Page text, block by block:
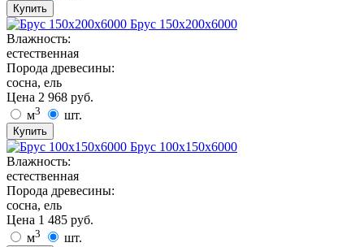
Купить
Брус 150х200х6000
Влажность:
естественная
Порода древесины:
сосна, ель
Цена 2 968 руб.
м3 шт.
Купить
Брус 100х150х6000
Влажность:
естественная
Порода древесины:
сосна, ель
Цена 1 485 руб.
м3 шт.